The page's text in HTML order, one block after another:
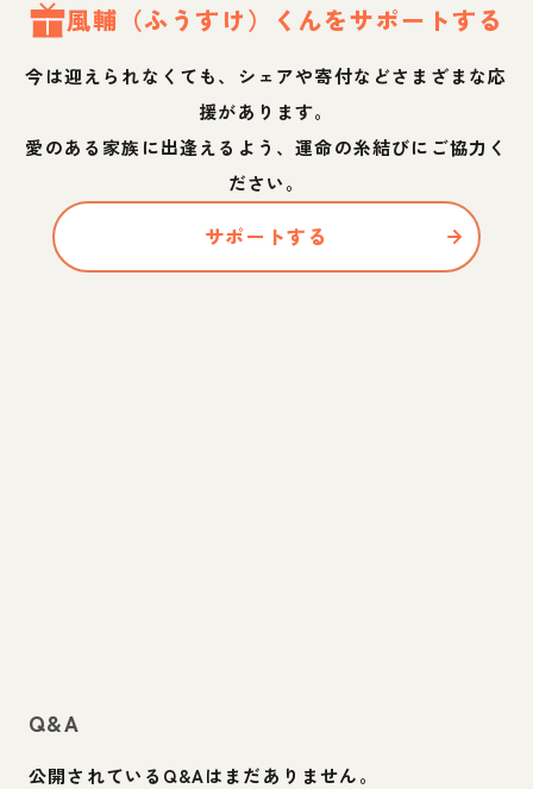
風輔（ふうすけ） くんをサポートする
今は迎えられなくても、シェアや寄付などさまざまな応
援があります。
愛のある家族に出逢えるよう、運命の糸結びにご協力く
ださい。
サポートする
Q&A
公開されているQ&Aはまだありません。